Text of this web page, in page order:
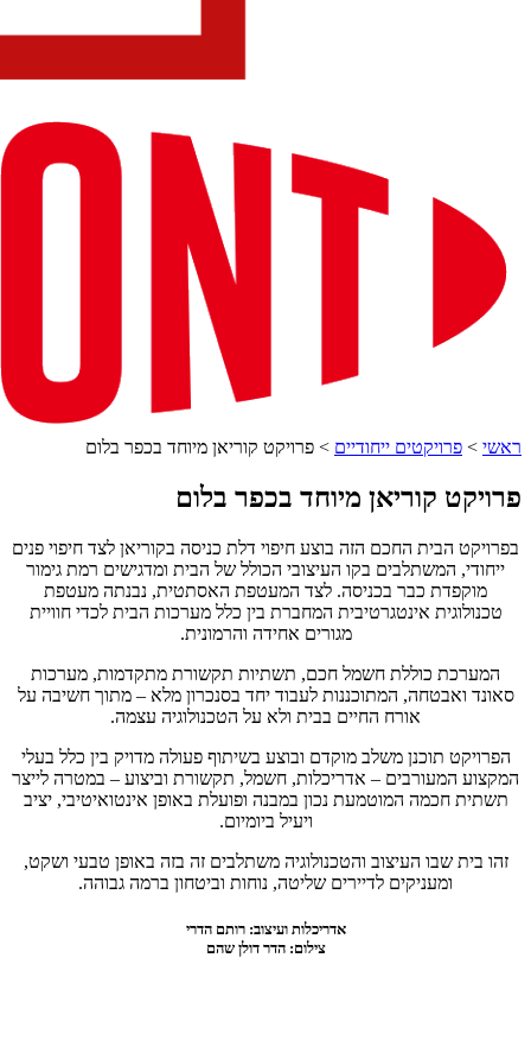
ראשי > פרויקטים ייחודיים > פרויקט קוריאן מיוחד בכפר בלום
פרויקט קוריאן מיוחד בכפר בלום
בפרויקט הבית החכם הזה בוצע חיפוי דלת כניסה בקוריאן לצד חיפוי פנים
ייחודי, המשתלבים בקו העיצובי הכולל של הבית ומדגישים רמת גימור
מוקפדת כבר בכניסה. לצד המעטפת האסתטית, נבנתה מעטפת
טכנולוגית אינטגרטיבית המחברת בין כלל מערכות הבית לכדי חוויית
מגורים אחידה והרמונית.
המערכת כוללת חשמל חכם, תשתיות תקשורת מתקדמות, מערכות
סאונד ואבטחה, המתוכננות לעבוד יחד בסנכרון מלא – מתוך חשיבה על
אורח החיים בבית ולא על הטכנולוגיה עצמה.
הפרויקט תוכנן משלב מוקדם ובוצע בשיתוף פעולה מדויק בין כלל בעלי
המקצוע המעורבים – אדריכלות, חשמל, תקשורת וביצוע – במטרה לייצר
תשתית חכמה המוטמעת נכון במבנה ופועלת באופן אינטואיטיבי, יציב
ויעיל ביומיום.
זהו בית שבו העיצוב והטכנולוגיה משתלבים זה בזה באופן טבעי ושקט,
ומעניקים לדיירים שליטה, נוחות וביטחון ברמה גבוהה.
אדריכלות ועיצוב: רותם הדרי
צילום: הדר דולן שהם